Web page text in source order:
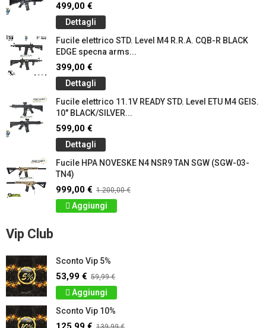
499,00 €
Dettagli
Fucile elettrico STD. Level M4 R.R.A. CQB-R BLACK
EDGE specna arms...
399,00 €
Dettagli
Fucile elettrico 11.1V READY STD. Level ETU M4 GEIS.
10" BLACK/SILVER...
599,00 €
Dettagli
Fucile HPA NOVESKE N4 NSR9 TAN SGW (SGW-03-
TN4)
999,00 € 1.200,00 €
Aggiungi
Vip Club
Sconto Vip 5%
53,99 € 59,99 €
Aggiungi
Sconto Vip 10%